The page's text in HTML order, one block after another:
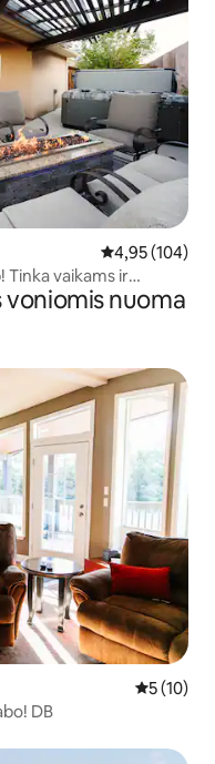
Vidutinis
4,95 (104)
Tinka vaikams ir
voniomis nuoma
Vidutinis
5 (10)
DB